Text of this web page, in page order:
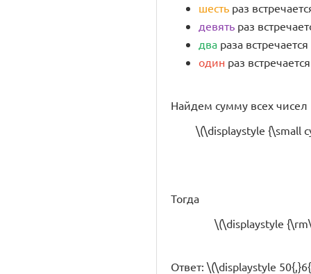
шесть раз
девять раз
два раза
один раз
Найдем сумму всех
\(\displaystyle {\small
Тогда
\(\displaystyle
Ответ: \(\displaystyle